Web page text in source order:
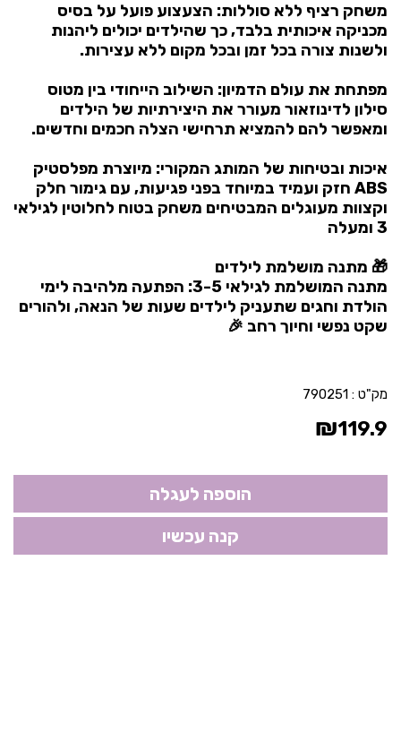
משחק רציף ללא סוללות: הצעצוע פועל על בסיס
מכניקה איכותית בלבד, כך שהילדים יכולים ליהנות
ולשנות צורה בכל זמן ובכל מקום ללא עצירות.
מפתחת את עולם הדמיון: השילוב הייחודי בין מטוס
סילון לדינוזאור מעורר את היצירתיות של הילדים
ומאפשר להם להמציא תרחישי הצלה חכמים וחדשים.
איכות ובטיחות של המותג המקורי: מיוצרת מפלסטיק
ABS חזק ועמיד במיוחד בפני פגיעות, עם גימור חלק
וקצוות מעוגלים המבטיחים משחק בטוח לחלוטין לגילאי
3 ומעלה
🎁 מתנה מושלמת לילדים
מתנה המושלמת לגילאי 3-5: הפתעה מלהיבה לימי
הולדת וחגים שתעניק לילדים שעות של הנאה, ולהורים
שקט נפשי וחיוך רחב 🎉
מק"ט : 790251
₪119.9